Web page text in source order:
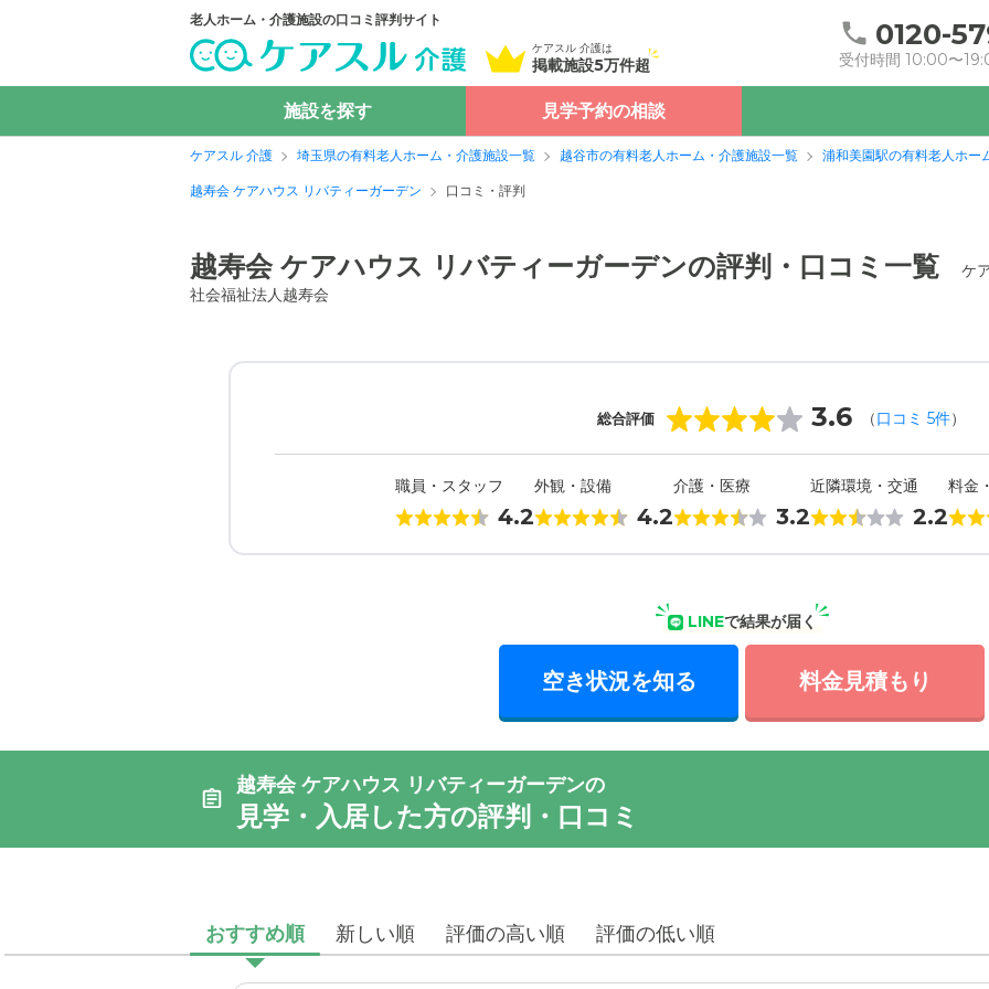
老人ホーム・介護施設の口コミ評判サイト
ケアスル 介護は
掲載施設5万件超
0120-
受付時間 10:00〜
施設を探す 見学予約の相談
ケアスル 介護 埼玉県の有料老人ホーム・介護施設一覧 越谷市の有料老人ホーム・介護施設一覧 浦和美園駅の有料老人ホー
越寿会 ケアハウス リバティーガーデン 口コミ・評判
越寿会 ケアハウス リバティーガーデンの評判・口コミ一覧
ケ
社会福祉法人越寿会
総合評価 3.6 （口コミ 5件）
職員・スタッフ
4.2
外観・設備
4.2
介護・医療
3.2
近隣環境・交通
2.2
料金
LINEで結果が届く
空き状況を知る 料金見積もり
越寿会 ケアハウス リバティーガーデンの
見学・入居した方の評判・口コミ
おすすめ順 新しい順 評価の高い順 評価の低い順